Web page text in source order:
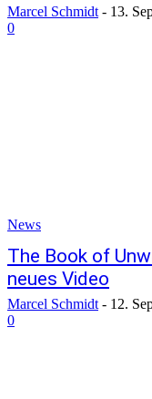
Marcel Schmidt - 13.
0
News
The Book of
neues Video
Marcel Schmidt - 12.
0